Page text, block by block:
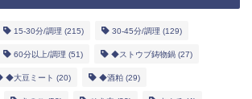
15-30分/調理 (215) 30-45分/調理 (129)
60分以上/調理 (51) ◆ストウブ鋳物鍋 (27)
◆大豆ミート (20) ◆酒粕 (29)